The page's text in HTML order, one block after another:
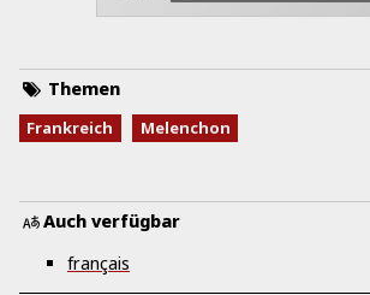
Themen
Frankreich Melenchon
Auch verfügbar
français